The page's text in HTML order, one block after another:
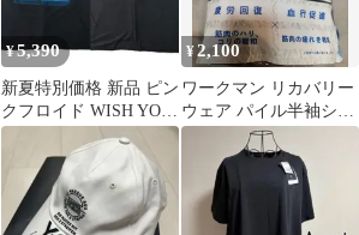
¥5,390
新夏特別価格 新品 ピン
クフロイド WISH YOU
WERE HERE 9 L
¥2,100
ワークマン リカバリー
ウェア パイル半袖シャ
ツ L ブラック 新品